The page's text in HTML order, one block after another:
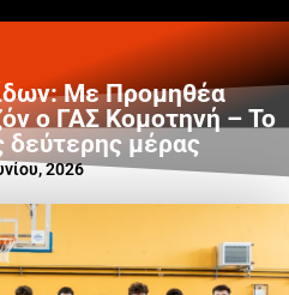
Με Προμηθέα
ο ΓΑΣ Κομοτηνή – Το
δεύτερης μέρας
2026